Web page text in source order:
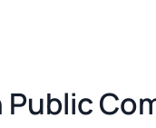
Public